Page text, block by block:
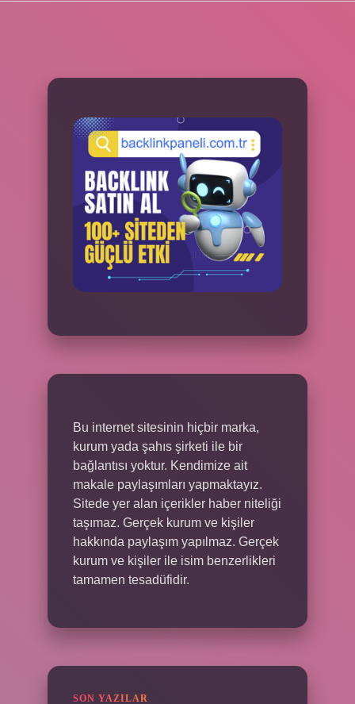
Bu internet sitesinin hiçbir marka,
kurum yada şahıs şirketi ile bir
bağlantısı yoktur. Kendimize ait
makale paylaşımları yapmaktayız.
Sitede yer alan içerikler haber niteliği
taşımaz. Gerçek kurum ve kişiler
hakkında paylaşım yapılmaz. Gerçek
kurum ve kişiler ile isim benzerlikleri
tamamen tesadüfidir.
SON YAZILAR